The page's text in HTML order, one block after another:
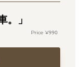
」
990